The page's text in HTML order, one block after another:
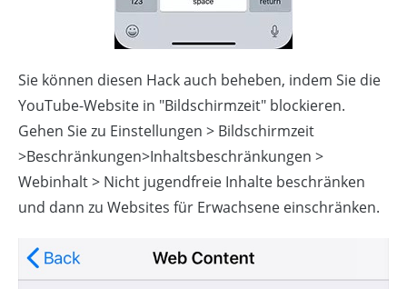
Sie können diesen Hack auch beheben, indem Sie die
YouTube-Website in "Bildschirmzeit" blockieren.
Gehen Sie zu Einstellungen > Bildschirmzeit
>Beschränkungen>Inhaltsbeschränkungen >
Webinhalt > Nicht jugendfreie Inhalte beschränken
und dann zu Websites für Erwachsene einschränken.